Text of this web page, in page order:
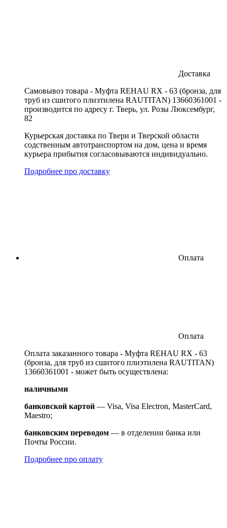
Доставка
Cамовывоз товара - Муфта REHAU RX - 63 (бронза, для
труб из сшитого плиэтилена RAUTITAN) 13660361001 -
производится по адресу г. Тверь, ул. Розы Люксембург,
82
Курьерская доставка по Твери и Тверской области
содственным автотранспортом на дом, цена и время
курьера прибытия согласовываются индивидуально.
Подробнее про доставку
Оплата
Оплата
Оплата заказанного товара - Муфта REHAU RX - 63
(бронза, для труб из сшитого плиэтилена RAUTITAN)
13660361001 - может быть осуществлена:
наличными
банковской картой — Visa, Visa Electron, MasterCard,
Maestro;
банковским переводом — в отделении банка или
Почты России.
Подробнее про оплату